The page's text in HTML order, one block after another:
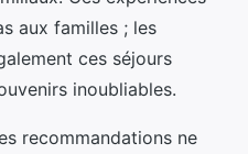
aux familles ; les
ces séjours
inoubliables.
recommandations ne